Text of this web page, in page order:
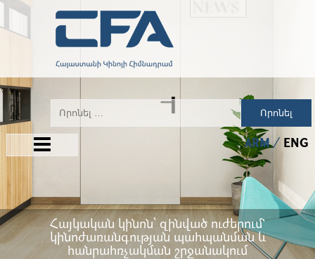
Որոնել
ARM ENG
Հայկական կինոն՝ զինված ուժերում`
կինոժառանգության պահպանման և
հանրահռչակման շրջանակում